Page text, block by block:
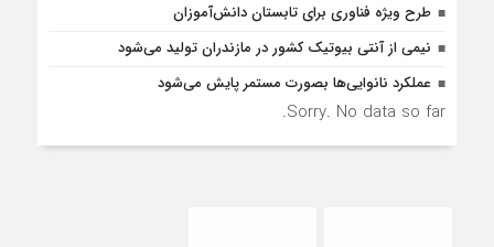
طرح ویژه فناوری برای تابستان دانش‌آموزان
نیمی از آنتی بیوتیک کشور در مازندران تولید می‌شود
عملکرد نانوایی‌ها بصورت مستمر پایش می‌شود
Sorry. No data so far.